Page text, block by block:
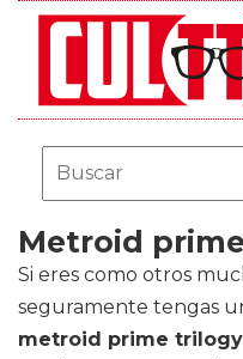
Metroid
Si eres como otros
seguramente tengas
metroid prime